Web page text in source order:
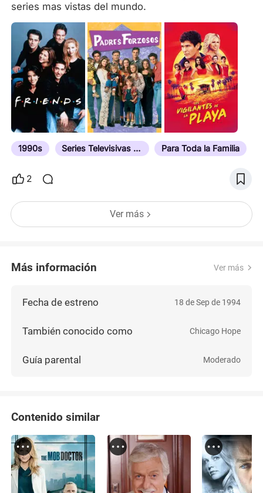
series mas vistas del mundo.
1990s Series Televisivas Duraderas Para Toda la Familia
2
Ver más
Más información Ver más
Fecha de estreno 18 de Sep de 1994
También conocido como Chicago Hope
Guía parental Moderado
Contenido similar